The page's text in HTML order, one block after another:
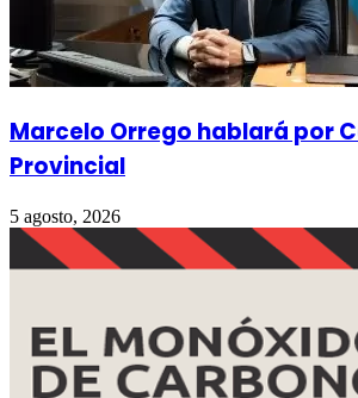
Marcelo Orrego hablará por
Provincial
5 agosto, 2026